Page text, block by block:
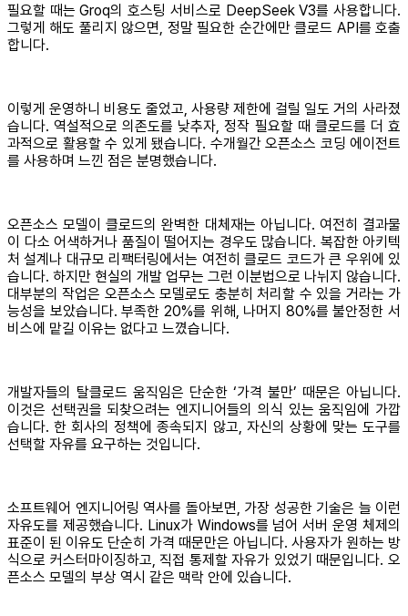
필요할 때는 Groq의 호스팅 서비스로 DeepSeek V3를 사용합니다.
그렇게 해도 풀리지 않으면, 정말 필요한 순간에만 클로드 API를 호출
합니다.
이렇게 운영하니 비용도 줄었고, 사용량 제한에 걸릴 일도 거의 사라졌
습니다. 역설적으로 의존도를 낮추자, 정작 필요할 때 클로드를 더 효
과적으로 활용할 수 있게 됐습니다. 수개월간 오픈소스 코딩 에이전트
를 사용하며 느낀 점은 분명했습니다.
오픈소스 모델이 클로드의 완벽한 대체재는 아닙니다. 여전히 결과물
이 다소 어색하거나 품질이 떨어지는 경우도 많습니다. 복잡한 아키텍
처 설계나 대규모 리팩터링에서는 여전히 클로드 코드가 큰 우위에 있
습니다. 하지만 현실의 개발 업무는 그런 이분법으로 나뉘지 않습니다.
대부분의 작업은 오픈소스 모델로도 충분히 처리할 수 있을 거라는 가
능성을 보았습니다. 부족한 20%를 위해, 나머지 80%를 불안정한 서
비스에 맡길 이유는 없다고 느꼈습니다.
개발자들의 탈클로드 움직임은 단순한 ‘가격 불만’ 때문은 아닙니다.
이것은 선택권을 되찾으려는 엔지니어들의 의식 있는 움직임에 가깝
습니다. 한 회사의 정책에 종속되지 않고, 자신의 상황에 맞는 도구를
선택할 자유를 요구하는 것입니다.
소프트웨어 엔지니어링 역사를 돌아보면, 가장 성공한 기술은 늘 이런
자유도를 제공했습니다. Linux가 Windows를 넘어 서버 운영 체제의
표준이 된 이유도 단순히 가격 때문만은 아닙니다. 사용자가 원하는 방
식으로 커스터마이징하고, 직접 통제할 자유가 있었기 때문입니다. 오
픈소스 모델의 부상 역시 같은 맥락 안에 있습니다.